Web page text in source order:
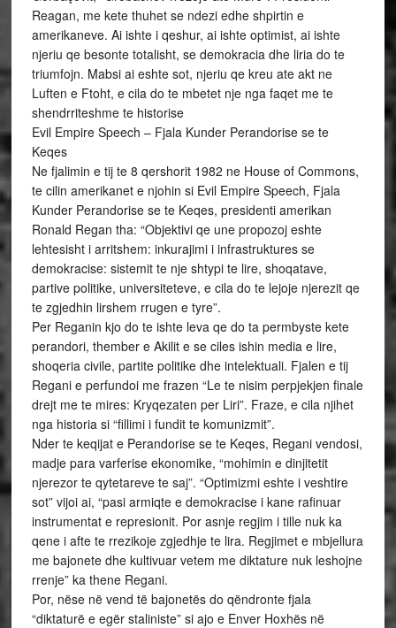
Reagan, me kete thuhet se ndezi edhe shpirtin e
amerikaneve. Ai ishte i qeshur, ai ishte optimist, ai ishte
njeriu qe besonte totalisht, se demokracia dhe liria do te
triumfojn. Mabsi ai eshte sot, njeriu qe kreu ate akt ne
Luften e Ftoht, e cila do te mbetet nje nga faqet me te
shendrriteshme te historise
Evil Empire Speech – Fjala Kunder Perandorise se te
Keqes
Ne fjalimin e tij te 8 qershorit 1982 ne House of Commons,
te cilin amerikanet e njohin si Evil Empire Speech, Fjala
Kunder Perandorise se te Keqes, presidenti amerikan
Ronald Regan tha: “Objektivi qe une propozoj eshte
lehtesisht i arritshem: inkurajimi i infrastruktures se
demokracise: sistemit te nje shtypi te lire, shoqatave,
partive politike, universiteteve, e cila do te lejoje njerezit qe
te zgjedhin lirshem rrugen e tyre”.
Per Reganin kjo do te ishte leva qe do ta permbyste kete
perandori, thember e Akilit e se ciles ishin media e lire,
shoqeria civile, partite politike dhe intelektuali. Fjalen e tij
Regani e perfundoi me frazen “Le te nisim perpjekjen finale
drejt me te mires: Kryqezaten per Liri”. Fraze, e cila njihet
nga historia si “fillimi i fundit te komunizmit”.
Nder te keqijat e Perandorise se te Keqes, Regani vendosi,
madje para varferise ekonomike, “mohimin e dinjitetit
njerezor te qytetareve te saj”. “Optimizmi eshte i veshtire
sot” vijoi ai, “pasi armiqte e demokracise i kane rafinuar
instrumentat e represionit. Por asnje regjim i tille nuk ka
qene i afte te rrezikoje zgjedhje te lira. Regjimet e mbjellura
me bajonete dhe kultivuar vetem me diktature nuk leshojne
rrenje” ka thene Regani.
Por, nëse në vend të bajonetës do qëndronte fjala
“diktaturë e egër staliniste” si ajo e Enver Hoxhës në